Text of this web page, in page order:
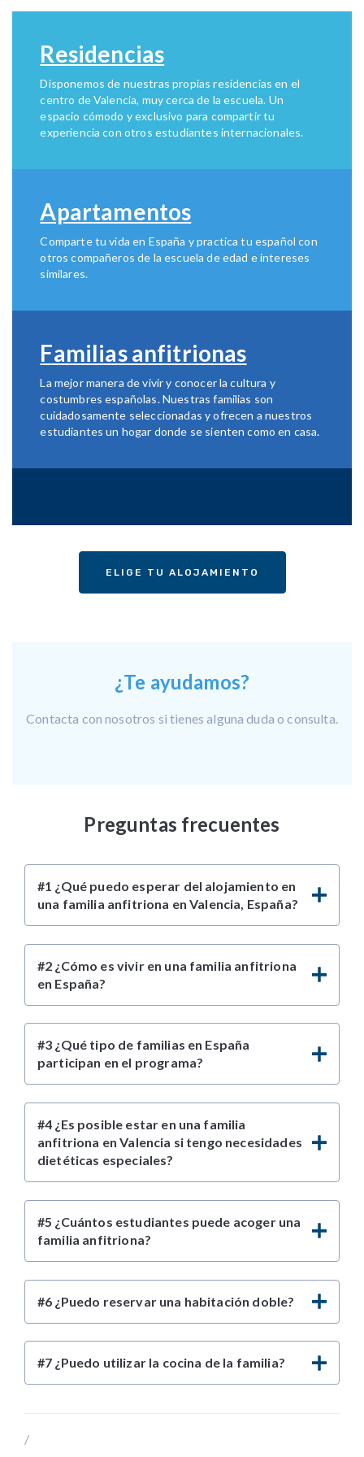
Residencias
Disponemos de nuestras propias residencias en el
centro de Valencia, muy cerca de la escuela. Un
espacio cómodo y exclusivo para compartir tu
experiencia con otros estudiantes internacionales.
Apartamentos
Comparte tu vida en España y practica tu español con
otros compañeros de la escuela de edad e intereses
similares.
Familias anfitrionas
La mejor manera de vivir y conocer la cultura y
costumbres españolas. Nuestras familias son
cuidadosamente seleccionadas y ofrecen a nuestros
estudiantes un hogar donde se sienten como en casa.
ELIGE TU ALOJAMIENTO
¿Te ayudamos?
Contacta con nosotros si tienes alguna duda o consulta.
Preguntas frecuentes
#1 ¿Qué puedo esperar del alojamiento en
una familia anfitriona en Valencia, España?
#2 ¿Cómo es vivir en una familia anfitriona
en España?
#3 ¿Qué tipo de familias en España
participan en el programa?
#4 ¿Es posible estar en una familia
anfitriona en Valencia si tengo necesidades
dietéticas especiales?
#5 ¿Cuántos estudiantes puede acoger una
familia anfitriona?
#6 ¿Puedo reservar una habitación doble?
#7 ¿Puedo utilizar la cocina de la familia?
/